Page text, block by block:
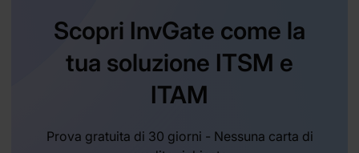
Scopri InvGate come la
tua soluzione ITSM e
ITAM
Prova gratuita di 30 giorni - Nessuna carta di